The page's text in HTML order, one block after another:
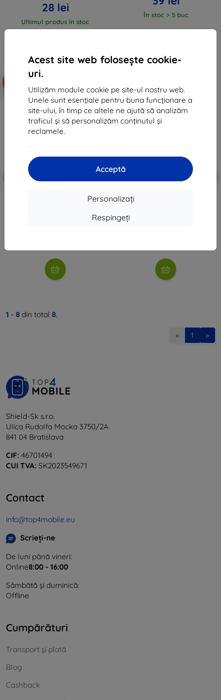
Acest site web folosește cookie-
uri.
Utilizăm module cookie pe site-ul nostru web.
Unele sunt esențiale pentru buna funcționare a
site-ului, în timp ce altele ne ajută să analizăm
traficul și să personalizăm conținutul și
reclamele.
Acceptă
Personalizați
Respingeți
28 lei
Ultimul produs în stoc
În stoc > 5 buc
cu cupon
Husă de silicon Beline pentru
Honor Magic 7 Lite 5G negru
cu cupon
EXTRA10
Tactical Field Notes husă pentru
Honor Magic7 Lite Red
1 - 8 din total 8.
« 1 »
Shield-Sk s.r.o.
Ulica Rudolfa Mocka 3750/2A
841 04 Bratislava
CIF: 46701494
CUI TVA: SK2023549671
Contact
info@top4mobile.eu
Scrieți-ne
De luni până vineri:
Online8:00 - 16:00
Sâmbătă și duminică:
Offline
Cumpărături
Transport și plată
Blog
Cashback